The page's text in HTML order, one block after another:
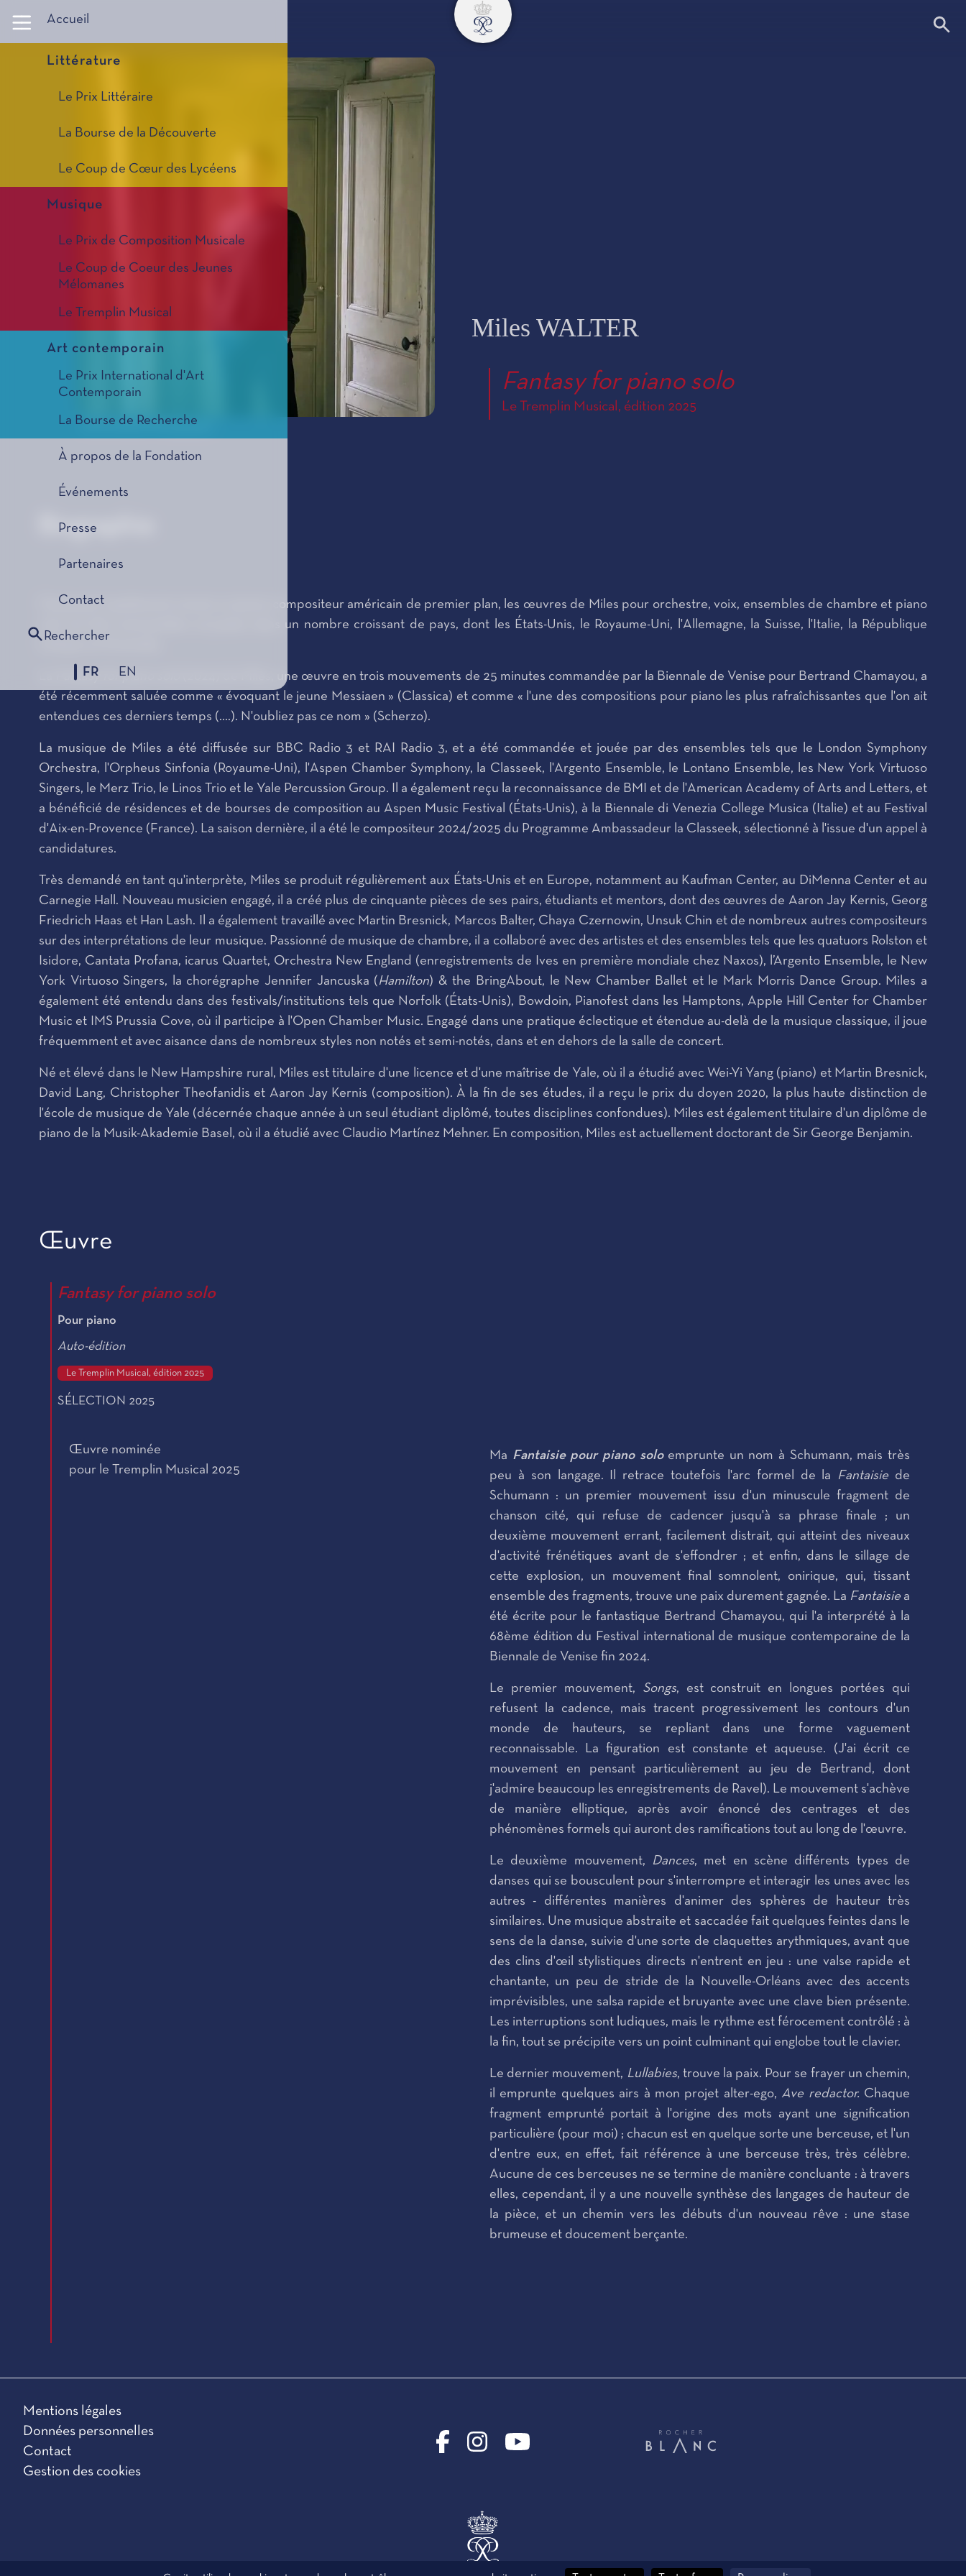
Accueil
Littérature
Le Prix Littéraire
La Bourse de la Découverte
Le Coup de Cœur des Lycéens
Musique
Le Prix de Composition Musicale
Le Coup de Coeur des Jeunes
Mélomanes
Le Tremplin Musical
Art contemporain
Le Prix International d'Art
Contemporain
La Bourse de Recherche
À propos de la Fondation
Événements
Presse
Partenaires
Contact
Rechercher
FR EN
©Ory Schneor Photography
Miles WALTER
Fantasy for piano solo
Le Tremplin Musical, édition 2025
Biographie
S'imposant rapidement comme un jeune compositeur américain de premier plan, les œuvres de Miles pour orchestre, voix, ensembles de chambre et piano
solo ont été commandées et jouées dans un nombre croissant de pays, dont les États-Unis, le Royaume-Uni, l'Allemagne, la Suisse, l'Italie, la République
tchèque et l'Australie.
Fantasy for piano solo
(2024) de Miles, une œuvre en trois mouvements de 25 minutes commandée par la Biennale de Venise pour Bertrand Chamayou, a
été récemment saluée comme « évoquant le jeune Messiaen » (Classica) et comme « l'une des compositions pour piano les plus rafraîchissantes que l'on ait
entendues ces derniers temps (....). N'oubliez pas ce nom » (Scherzo).
La musique de Miles a été diffusée sur BBC Radio 3 et RAI Radio 3, et a été commandée et jouée par des ensembles tels que le London Symphony
Orchestra, l'Orpheus Sinfonia (Royaume-Uni), l'Aspen Chamber Symphony, la Classeek, l'Argento Ensemble, le Lontano Ensemble, les New York Virtuoso
Singers, le Merz Trio, le Linos Trio et le Yale Percussion Group. Il a également reçu la reconnaissance de BMI et de l'American Academy of Arts and Letters, et
a bénéficié de résidences et de bourses de composition au Aspen Music Festival (États-Unis), à la Biennale di Venezia College Musica (Italie) et au Festival
d'Aix-en-Provence (France). La saison dernière, il a été le compositeur 2024/2025 du Programme Ambassadeur la Classeek, sélectionné à l'issue d'un appel à
candidatures.
Très demandé en tant qu'interprète, Miles se produit régulièrement aux États-Unis et en Europe, notamment au Kaufman Center, au DiMenna Center et au
Carnegie Hall. Nouveau musicien engagé, il a créé plus de cinquante pièces de ses pairs, étudiants et mentors, dont des œuvres de Aaron Jay Kernis, Georg
Friedrich Haas et Han Lash. Il a également travaillé avec Martin Bresnick, Marcos Balter, Chaya Czernowin, Unsuk Chin et de nombreux autres compositeurs
sur des interprétations de leur musique. Passionné de musique de chambre, il a collaboré avec des artistes et des ensembles tels que les quatuors Rolston et
Isidore, Cantata Profana, icarus Quartet, Orchestra New England (enregistrements de Ives en première mondiale chez Naxos), l’Argento Ensemble, le New
York Virtuoso Singers, la chorégraphe Jennifer Jancuska ( Hamilton) & the BringAbout, le New Chamber Ballet et le Mark Morris Dance Group. Miles a
également été entendu dans des festivals/institutions tels que Norfolk (États-Unis), Bowdoin, Pianofest dans les Hamptons, Apple Hill Center for Chamber
Music et IMS Prussia Cove, où il participe à l'Open Chamber Music. Engagé dans une pratique éclectique et étendue au-delà de la musique classique, il joue
fréquemment et avec aisance dans de nombreux styles non notés et semi-notés, dans et en dehors de la salle de concert.
Né et élevé dans le New Hampshire rural, Miles est titulaire d'une licence et d'une maîtrise de Yale, où il a étudié avec Wei-Yi Yang (piano) et Martin Bresnick,
David Lang, Christopher Theofanidis et Aaron Jay Kernis (composition). À la fin de ses études, il a reçu le prix du doyen 2020, la plus haute distinction de
l'école de musique de Yale (décernée chaque année à un seul étudiant diplômé, toutes disciplines confondues). Miles est également titulaire d'un diplôme de
piano de la Musik-Akademie Basel, où il a étudié avec Claudio Martínez Mehner. En composition, Miles est actuellement doctorant de Sir George Benjamin.
Œuvre
Fantasy for piano solo
Pour piano
Auto-édition
Le Tremplin Musical, édition 2025
SÉLECTION 2025
Œuvre nominée
pour le Tremplin Musical 2025
Ma Fantaisie pour piano solo emprunte un nom à Schumann, mais très
peu à son langage. Il retrace toutefois l'arc formel de la
Fantaisie de
Schumann : un premier mouvement issu d'un minuscule fragment de
chanson cité, qui refuse de cadencer jusqu'à sa phrase finale ; un
deuxième mouvement errant, facilement distrait, qui atteint des niveaux
d'activité frénétiques avant de s'effondrer ; et enfin, dans le sillage de
cette explosion, un mouvement final somnolent, onirique, qui, tissant
ensemble des fragments, trouve une paix durement gagnée. La Fantaisie a
été écrite pour le fantastique Bertrand Chamayou, qui l'a interprété à la
68ème édition du Festival international de musique contemporaine de la
Biennale de Venise fin 2024.
Le premier mouvement, Songs, est construit en longues portées qui
refusent la cadence, mais tracent progressivement les contours d'un
monde de hauteurs, se repliant dans une forme vaguement
reconnaissable. La figuration est constante et aqueuse. (J'ai écrit ce
mouvement en pensant particulièrement au jeu de Bertrand, dont
j'admire beaucoup les enregistrements de Ravel). Le mouvement s'achève
de manière elliptique, après avoir énoncé des centrages et des
phénomènes formels qui auront des ramifications tout au long de l'œuvre.
Le deuxième mouvement, Dances, met en scène différents types de
danses qui se bousculent pour s'interrompre et interagir les unes avec les
autres - différentes manières d'animer des sphères de hauteur très
similaires. Une musique abstraite et saccadée fait quelques feintes dans le
sens de la danse, suivie d'une sorte de claquettes arythmiques, avant que
des clins d'œil stylistiques directs n'entrent en jeu : une valse rapide et
chantante, un peu de stride de la Nouvelle-Orléans avec des accents
imprévisibles, une salsa rapide et bruyante avec une clave bien présente.
Les interruptions sont ludiques, mais le rythme est férocement contrôlé : à
la fin, tout se précipite vers un point culminant qui englobe tout le clavier.
Le dernier mouvement, Lullabies, trouve la paix. Pour se frayer un chemin,
il emprunte quelques airs à mon projet alter-ego, Ave redactor. Chaque
fragment emprunté portait à l'origine des mots ayant une signification
particulière (pour moi) ; chacun est en quelque sorte une berceuse, et l'un
d'entre eux, en effet, fait référence à une berceuse très, très célèbre.
Aucune de ces berceuses ne se termine de manière concluante : à travers
elles, cependant, il y a une nouvelle synthèse des langages de hauteur de
la pièce, et un chemin vers les débuts d'un nouveau rêve : une stase
brumeuse et doucement berçante.
Mentions légales
Données personnelles
Contact
Gestion des cookies